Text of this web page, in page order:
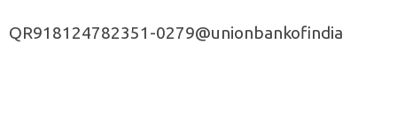
QR918124782351-0279@unionbankofindia